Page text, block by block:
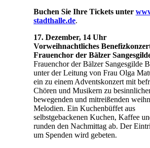
Buchen Sie Ihre Tickets unter
stadthalle.de.
17. Dezember, 14 Uhr
Vorweihnachtliches
Frauenchor der Bälzer
Frauenchor der Bälzer Sangesgilde
unter der Leitung von Frau Olga
ein zu einem Adventskonzert mit
Chören und Musikern zu
bewegenden und mitreißenden
Melodien. Ein Kuchenbüffet aus
selbstgebackenen Kuchen, Kaffee
runden den Nachmittag ab. Der
um Spenden wird gebeten.